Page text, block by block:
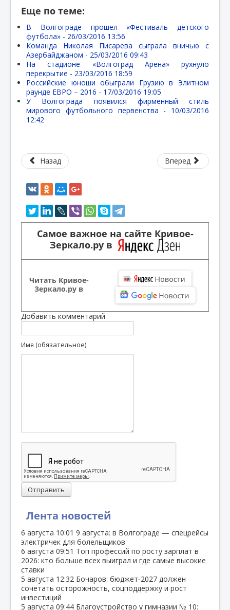
Лента новостей
6 августа 10:01 9 августа: в Волгограде — спецрейсы
электричек для болельщиков
6 августа 09:51 Топ профессий по росту зарплат в
2026: кто больше всех выиграл и где самые высокие
ставки
5 августа 12:32 Бочаров: бюджет‑2027 должен
сочетать осторожность, соцподдержку и рост
инвестиций
5 августа 09:44 Благоустройство у гимназии № 10:
Еще по теме:
В Волгограде прошел «Фестиваль детского
футбола» - 26/03/2016 13:56
Команда Николая Писарева сыграла вничью с
Азербайджаном - 25/03/2016 09:43
На стадионе «Волгоград Арена» рухнуло
перекрытие - 23/03/2016 18:59
Российские юноши обыграли Грузию в Элитном
раунде ЕВРО – 2016 - 17/03/2016 19:05
У Волгограда появился фирменный стиль
мирового футбольного первенства - 10/03/2016
12:42
Назад Вперед
Самое важное на сайте Кривое-
Зеркало.ру в
Читать Кривое-
Зеркало.ру в
Добавить комментарий
Имя (обязательное)
Отправить